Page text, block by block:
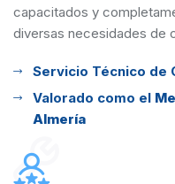
capacitados y
diversas necesidades de
Servicio Técnico de
Valorado como el
Almería